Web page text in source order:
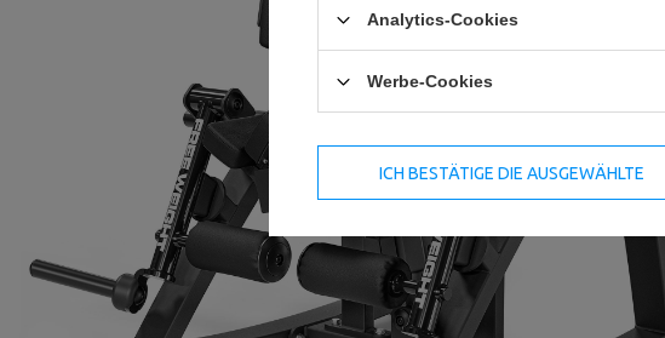
Analytics-Cookies
Werbe-Cookies
ICH BESTÄTIGE DIE AUSGEWÄHLTE